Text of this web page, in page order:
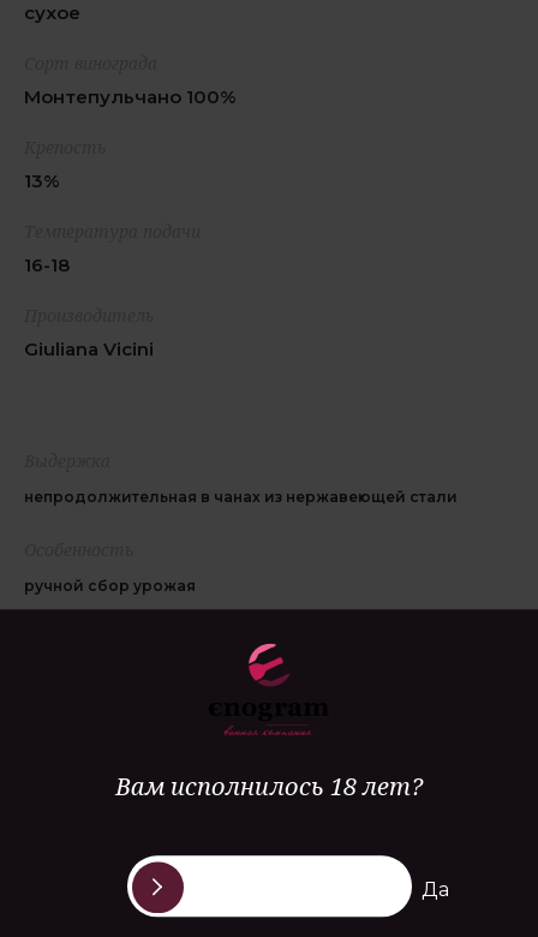
Вам исполнилось 18 лет?
Да
сухое
Монтепульчано 100%
13%
16-18
Giuliana Vicini
непродолжительная в чанах из нержавеющей стали
ручной сбор урожая
паста с мясным соусом, пицца
вишни, ежевики, вишневого варенья с мягкими нюансами
чёрного перца.